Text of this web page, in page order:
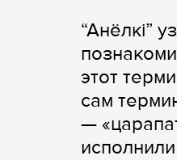
“Анёлкі”
этот
сам
—